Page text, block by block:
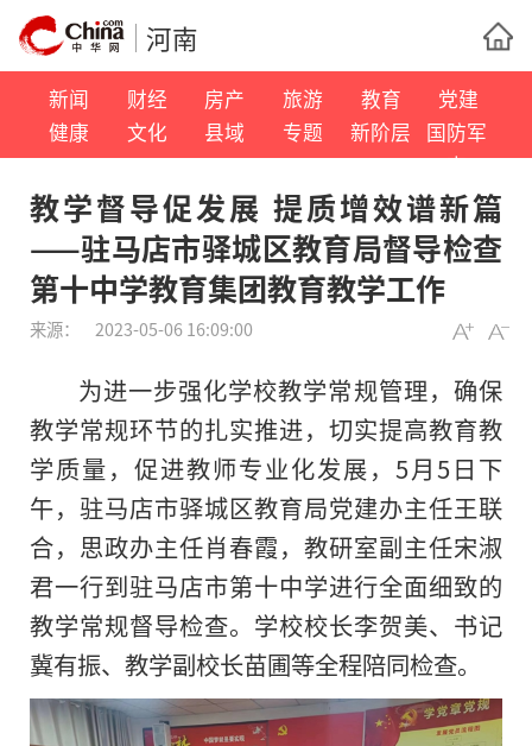
河南
新闻 财经 房产 旅游 教育
党建
健康
文化 县域 专题 新阶层
国防军
事
教学督导促发展 提质增效谱新篇
——驻马店市驿城区教育局督导检查
第十中学教育集团教育教学工作
来源： 2023-05-06 16:09:00
为进一步强化学校教学常规管理，确保
教学常规环节的扎实推进，切实提高教育教
学质量，促进教师专业化发展，5月5日下
午，驻马店市驿城区教育局党建办主任王联
合，思政办主任肖春霞，教研室副主任宋淑
君一行到驻马店市第十中学进行全面细致的
教学常规督导检查。学校校长李贺美、书记
冀有振、教学副校长苗圃等全程陪同检查。